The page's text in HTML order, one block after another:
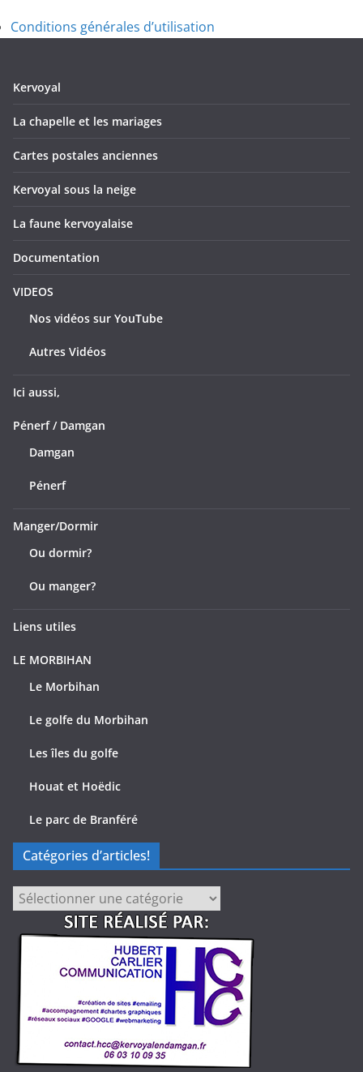
Conditions générales d’utilisation
Kervoyal
La chapelle et les mariages
Cartes postales anciennes
Kervoyal sous la neige
La faune kervoyalaise
Documentation
VIDEOS
Nos vidéos sur YouTube
Autres Vidéos
Ici aussi,
Pénerf / Damgan
Damgan
Pénerf
Manger/Dormir
Ou dormir?
Ou manger?
Liens utiles
LE MORBIHAN
Le Morbihan
Le golfe du Morbihan
Les îles du golfe
Houat et Hoëdic
Le parc de Branféré
Catégories d’articles!
Catégories